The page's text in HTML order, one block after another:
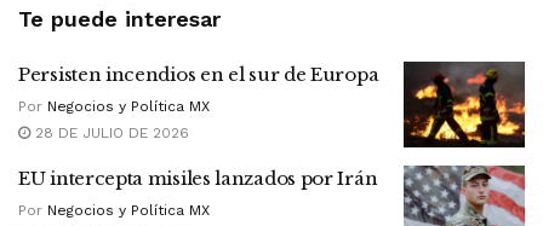
Te puede interesar
Persisten incendios en el sur de Europa
Por Negocios y Política MX
28 DE JULIO DE 2026
EU intercepta misiles lanzados por Irán
Por Negocios y Política MX